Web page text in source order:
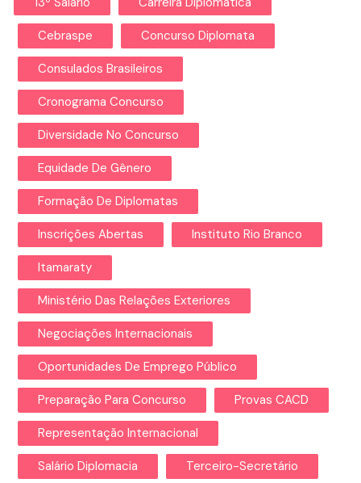
Cebraspe Concurso Diplomata
Consulados Brasileiros
Cronograma Concurso
Diversidade No Concurso
Equidade De Gênero
Formação De Diplomatas
Inscrições Abertas Instituto Rio Branco
Itamaraty
Ministério Das Relações Exteriores
Negociações Internacionais
Oportunidades De Emprego Público
Preparação Para Concurso Provas CACD
Representação Internacional
Salário Diplomacia Terceiro-Secretário